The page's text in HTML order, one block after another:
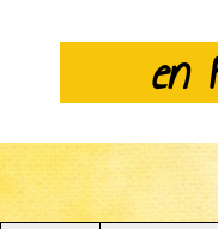
en